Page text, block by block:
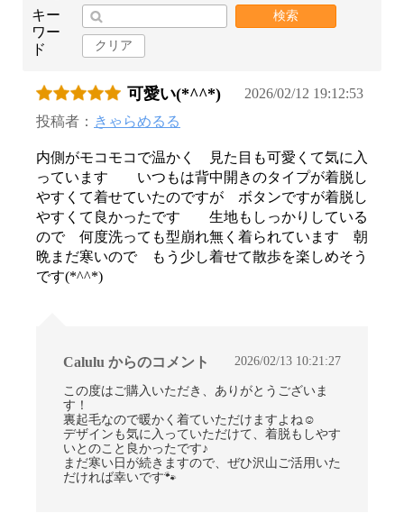
キー
ワー
ド
検索
クリア
可愛い(*^^*)
2026/02/12 19:12:53
投稿者： きゃらめるる
内側がモコモコで温かく 見た目も可愛くて気に入
っています いつもは背中開きのタイプが着脱し
やすくて着せていたのですが ボタンですが着脱し
やすくて良かったです 生地もしっかりしている
ので 何度洗っても型崩れ無く着られています 朝
晩まだ寒いので もう少し着せて散歩を楽しめそう
です(*^^*)
Calulu からのコメント 2026/02/13 10:21:27
この度はご購入いただき、ありがとうございま
す！
裏起毛なので暖かく着ていただけますよね☺
デザインも気に入っていただけて、着脱もしやす
いとのこと良かったです♪
まだ寒い日が続きますので、ぜひ沢山ご活用いた
だければ幸いです🐾